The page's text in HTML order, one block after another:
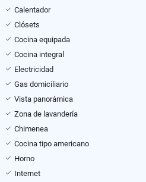
Calentador
Clósets
Cocina equipada
Cocina integral
Electricidad
Gas domiciliario
Vista panorámica
Zona de lavandería
Chimenea
Cocina tipo americano
Horno
Internet